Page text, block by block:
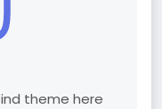
theme here